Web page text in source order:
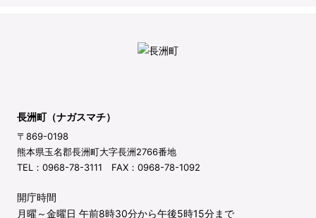
長洲町（ナガスマチ）
〒869-0198
熊本県玉名郡長洲町大字長洲2766番地
TEL：0968-78-3111 FAX：0968-78-1092
開庁時間
月曜～金曜日 午前8時30分から午後5時15分まで